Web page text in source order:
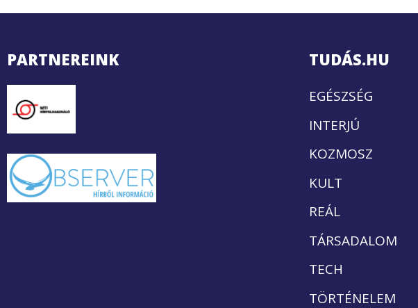
PARTNEREINK TUDÁS.HU
EGÉSZSÉG
INTERJÚ
KOZMOSZ
KULT
REÁL
TÁRSADALOM
TECH
TÖRTÉNELEM